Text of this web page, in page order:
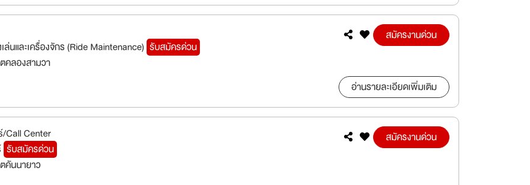
ล่นและเครื่องจักร (Ride Maintenance) รับสมัครด่วน
คลองสามวา
สมัครงานด่วน
อ่านรายละเอียดเพิ่มเติม
Call Center
รับสมัครด่วน
คันนายาว
สมัครงานด่วน